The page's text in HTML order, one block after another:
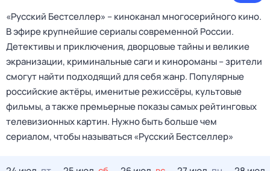
«Русский Бестселлер» – киноканал многосерийного кино.
В эфире крупнейшие сериалы современной России.
Детективы и приключения, дворцовые тайны и великие
экранизации, криминальные саги и кинороманы – зрители
смогут найти подходящий для себя жанр. Популярные
российские актёры, именитые режиссёры, культовые
фильмы, а также премьерные показы самых рейтинговых
телевизионных картин. Нужно быть больше чем
сериалом, чтобы называться «Русский Бестселлер»